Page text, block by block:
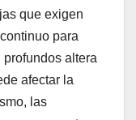
que exigen
para
altera
afectar la
las